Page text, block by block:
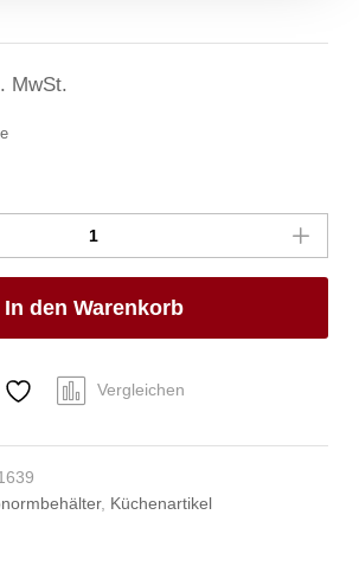
MwSt.
In den Warenkorb
Vergleichen
, Küchenartikel